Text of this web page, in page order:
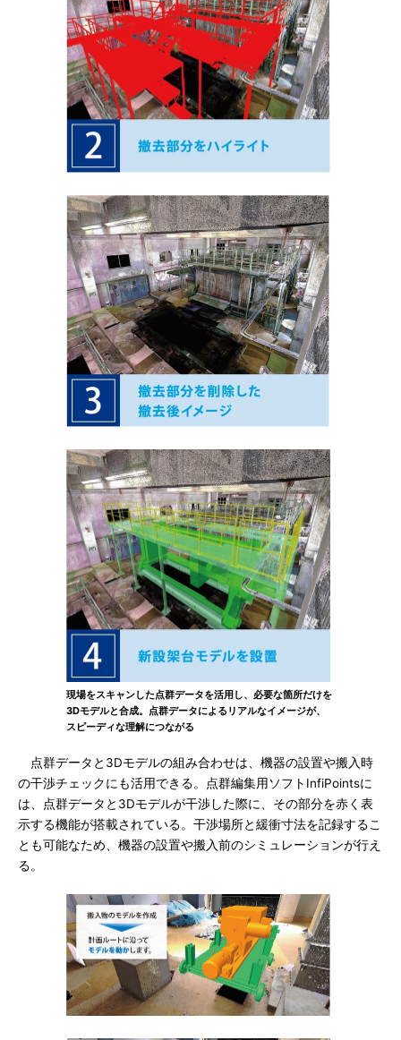
現場をスキャンした点群データを活用し、必要な箇所だけを
3Dモデルと合成。点群データによるリアルなイメージが、
スピーディな理解につながる
点群データと3Dモデルの組み合わせは、機器の設置や搬入時
の干渉チェックにも活用できる。点群編集用ソフトInfiPointsに
は、点群データと3Dモデルが干渉した際に、その部分を赤く表
示する機能が搭載されている。干渉場所と緩衝寸法を記録するこ
とも可能なため、機器の設置や搬入前のシミュレーションが行え
る。